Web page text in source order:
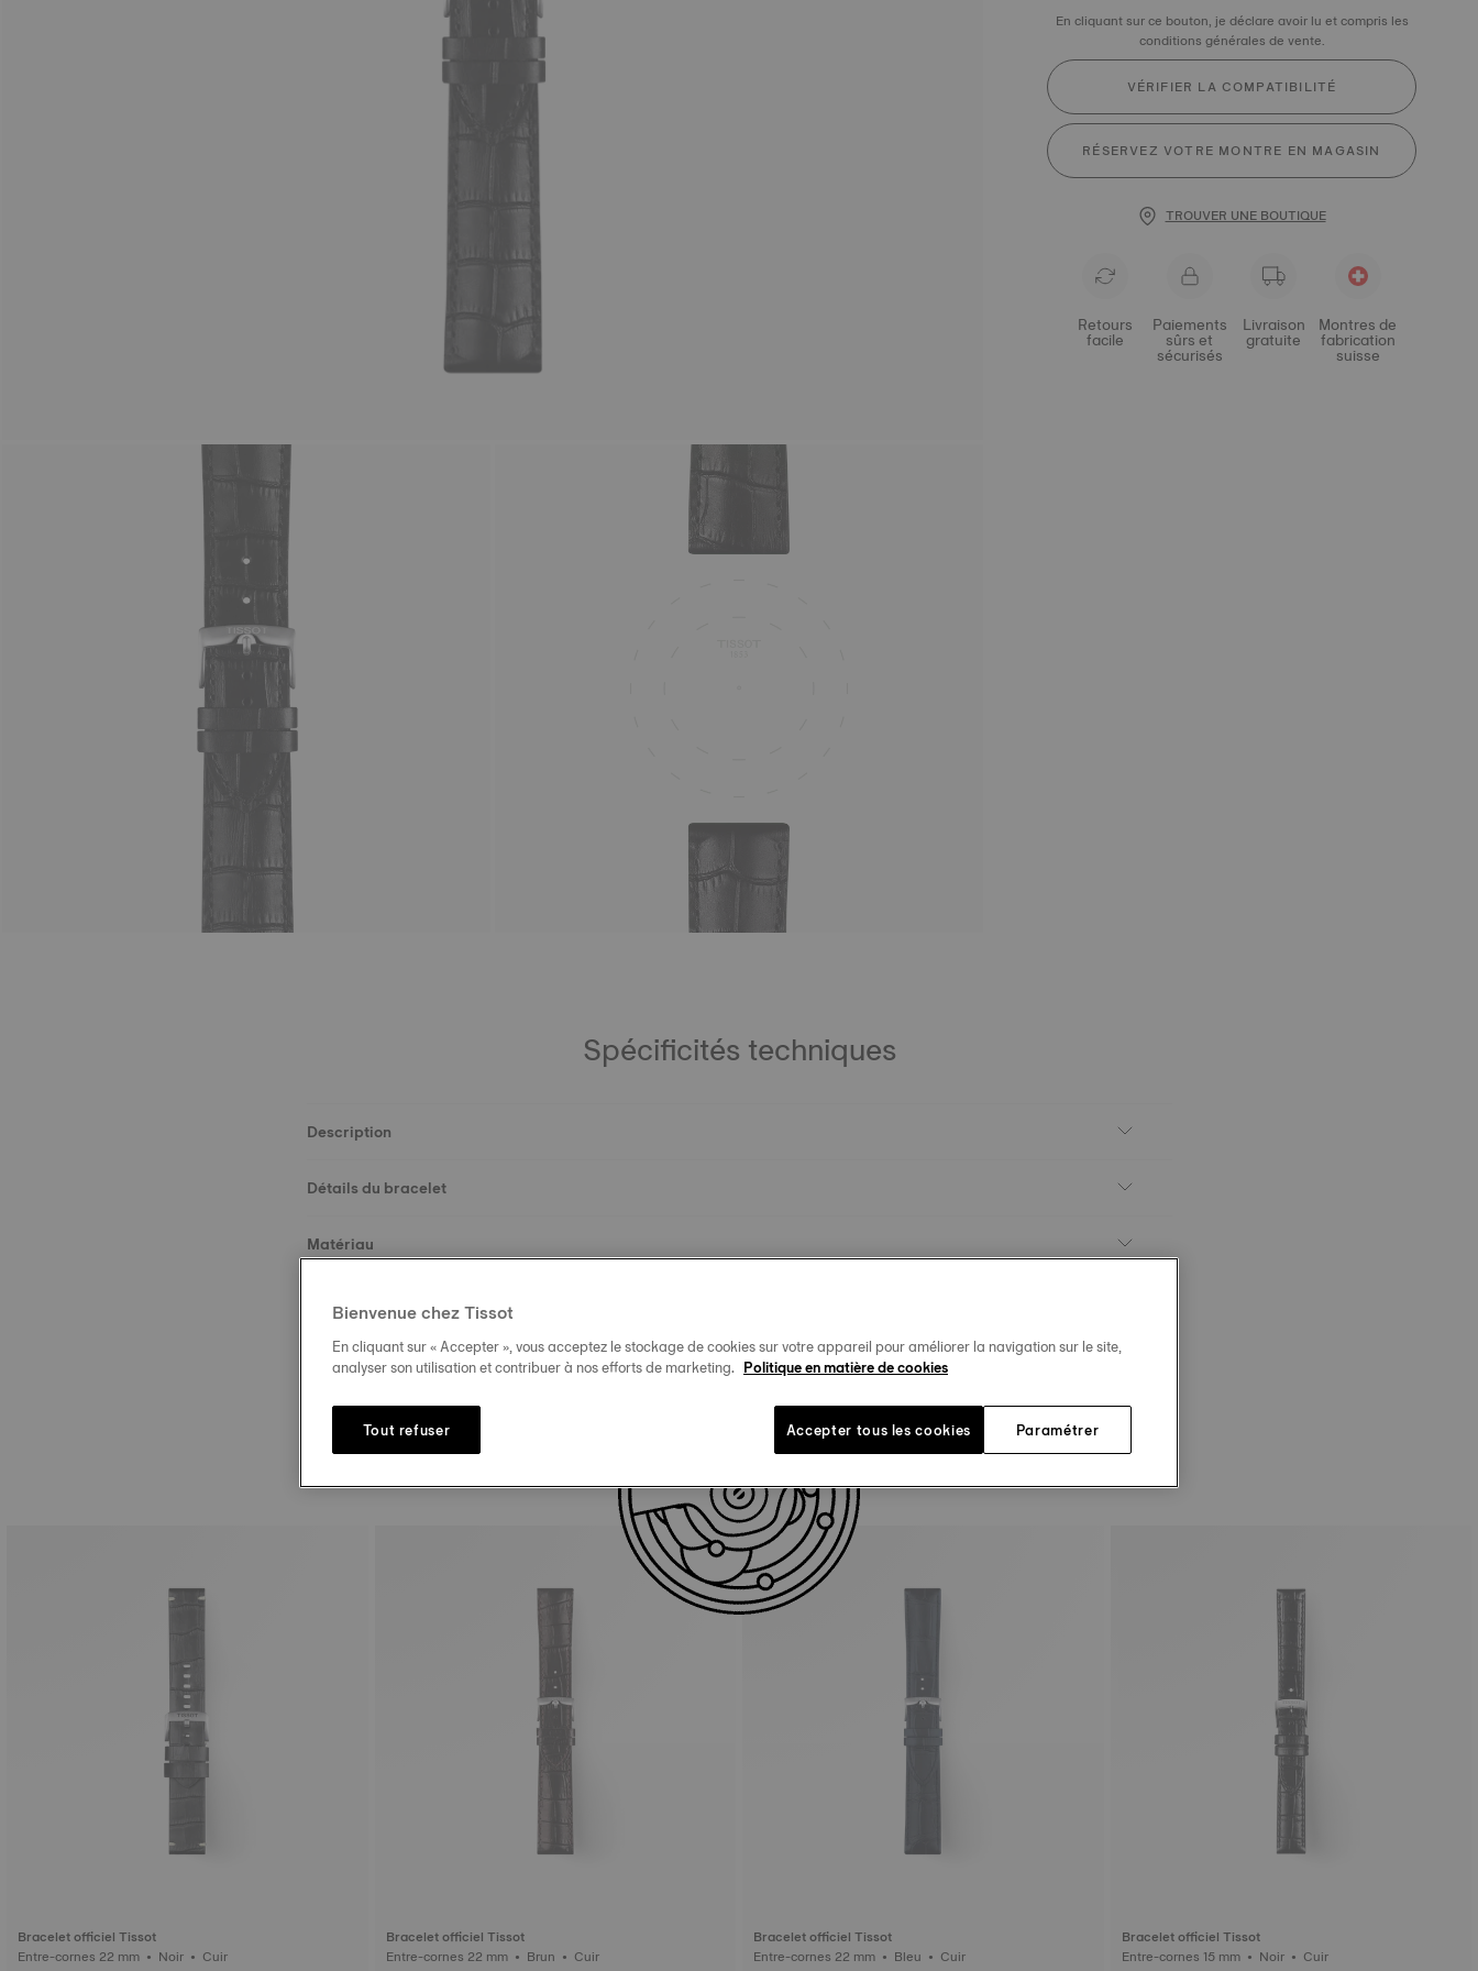
En cliquant sur ce bouton, je déclare avoir lu et compris les
conditions générales de vente.
VÉRIFIER LA COMPATIBILITÉ
RÉSERVEZ VOTRE MONTRE EN MAGASIN
TROUVER UNE BOUTIQUE
Retours
facile
Paiements
sûrs et
sécurisés
Livraison
gratuite
Montres de
fabrication
suisse
Spécificités techniques
Description
Détails du bracelet
Matériau
Taille
Boucle
Produits similaires
Bracelet officiel Tissot
Entre-cornes 22 mm • Noir • Cuir
Bracelet officiel Tissot
Entre-cornes 22 mm • Brun • Cuir
Bracelet officiel Tissot
Entre-cornes 22 mm • Bleu • Cuir
Bracelet officiel Tissot
Entre-cornes 15 mm • Noir • Cuir
Bienvenue chez Tissot
En cliquant sur « Accepter », vous acceptez le stockage de cookies sur votre appareil pour améliorer la navigation sur le site,
analyser son utilisation et contribuer à nos efforts de marketing. Politique en matière de cookies
Paramétrer
Tout refuser Accepter tous les cookies